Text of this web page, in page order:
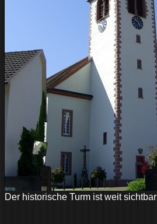
Der historische Turm ist weit sichtbar